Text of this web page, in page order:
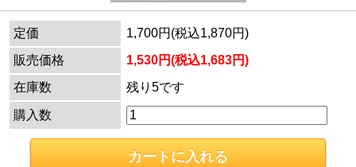
定価
1,700円(税込1,870円)
販売価格
1,530円(税込1,683円)
在庫数
残り5です
購入数